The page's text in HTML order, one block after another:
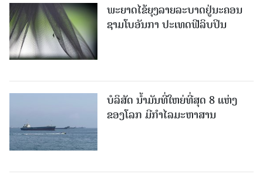
ພະຍາດໄຂ້ຍຸງລາຍລະບາດຢູ່ນະຄອນ
ຊາມໂບ​ອັນກາ ປະເທດຟີລິບປິນ
ບໍລິສັດ ນ້ຳມັນທີ່ໃຫຍ່ທີ່ສຸດ 8 ແຫ່ງ
ຂອງໂລກ ມີກຳໄລມະຫາສານ